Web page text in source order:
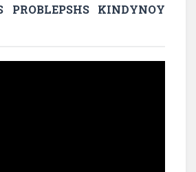
PROBLEPSHS KINDYNOY